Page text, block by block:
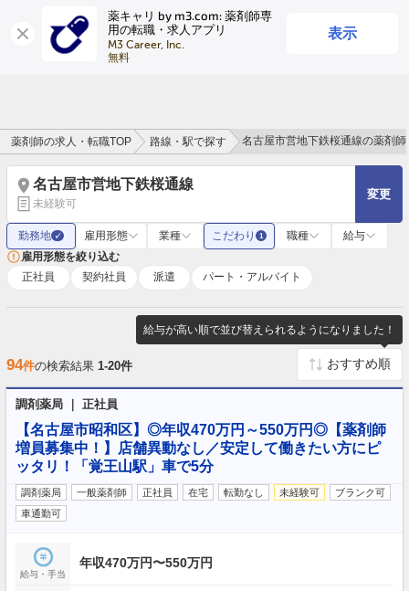
薬キャリ by m3.com: 薬剤師専
用の転職・求人アプリ
M3 Career, Inc.
無料
表示
ログイン
薬剤師の求人・転職TOP 路線・駅で探す 名古屋市営地下鉄桜通線の薬剤師
名古屋市営地下鉄桜通線
未経験可
変更
勤務地 ✓ 雇用形態 業種 こだわり 1 職種
給与
雇用形態を絞り込む
正社員
契約社員 派遣 パート・アルバイト
給与が高い順で並び替えられるようになりました！
94件の検索結果 1-20件
調剤薬局 ｜ 正社員
【名古屋市昭和区】◎年収470万円～550万円◎【薬剤師
増員募集中！】店舗異動なし／安定して働きたい方にピ
ッタリ！「覚王山駅」車で5分
調剤薬局 一般薬剤師 正社員 在宅 転勤なし 未経験可
ブランク可
車通勤可
給与・手当
年収470万円〜550万円